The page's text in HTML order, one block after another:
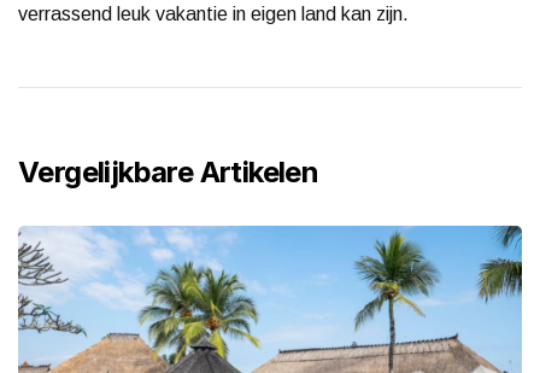
verrassend leuk vakantie in eigen land kan zijn.
Vergelijkbare Artikelen